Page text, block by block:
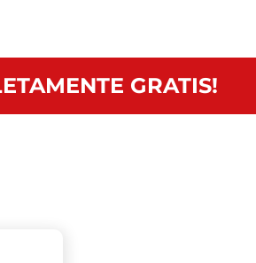
GRATIS!